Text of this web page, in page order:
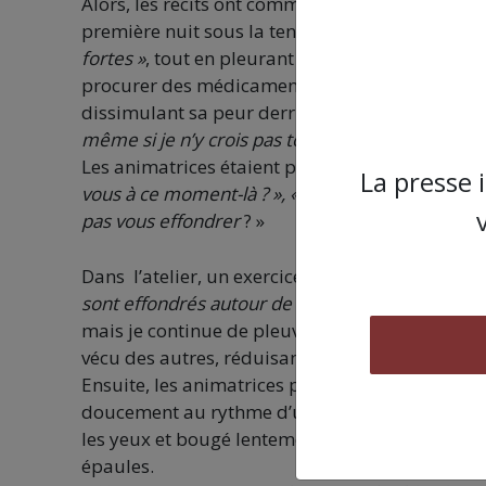
première nuit sous la tente, tenant la main de
fortes », tout en pleurant en silence. Une
procurer des médicaments depuis deux mois.
dissimulant sa peur derrière un visage
même si je n’y crois pas toujours. »
Les animatrices étaient pleinement présentes
vous à ce moment-là ? », « Qu’est-ce qui vous
pas vous effondrer? »
Dans l’atelier, un exercice intitulé « Le symbole
sont effondrés autour de moi, mais je suis
mais je continue de pleuvoir. » Le partage de
vécu des autres, réduisant ainsi leur
Ensuite, les animatrices proposé un simple
doucement au rythme d’une musique
les yeux et bougé lentement la tête, comme
épaules.
La